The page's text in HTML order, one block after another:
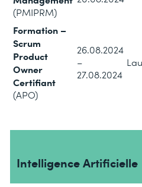
(PMIPRM)
Formation –
Scrum
Product
Owner
Certifiant
(APO)
26.08.2024
–
27.08.2024
Intelligence Artificielle